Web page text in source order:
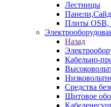
Лестницы
Плиты
Назад
Кабельно-
Средства
Щитовое